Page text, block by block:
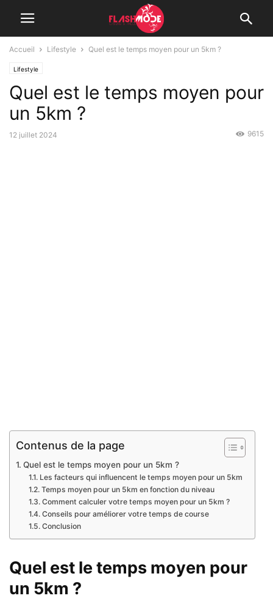
Accueil Lifestyle Quel est le temps moyen pour un 5km ?
Lifestyle
Quel est le temps moyen pour
un 5km ?
12 juillet 2024 9615
Contenus de la page
Quel est le temps moyen pour un 5km ?
Les facteurs qui influencent le temps moyen pour un 5km
Temps moyen pour un 5km en fonction du niveau
Comment calculer votre temps moyen pour un 5km ?
Conseils pour améliorer votre temps de course
Conclusion
Quel est le temps moyen pour
un 5km ?